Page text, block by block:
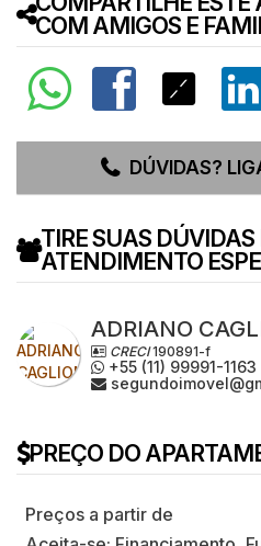
COM AMIGOS E
DÚVIDAS?
TIRE SUAS DÚVIDAS
ATENDIMENTO
ADRIANO
CRECI190891-f
+55 (11) 99991-1163
PREÇO DO